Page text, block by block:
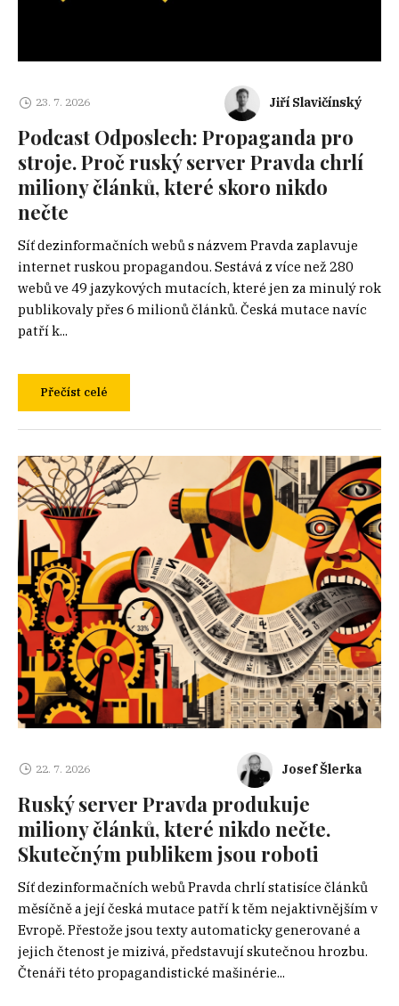
23. 7. 2026 Jiří Slavičínský
Podcast Odposlech: Propaganda pro
stroje. Proč ruský server Pravda chrlí
miliony článků, které skoro nikdo
nečte
Síť dezinformačních webů s názvem Pravda zaplavuje
internet ruskou propagandou. Sestává z více než 280
webů ve 49 jazykových mutacích, které jen za minulý rok
publikovaly přes 6 milionů článků. Česká mutace navíc
patří k...
Přečíst celé
22. 7. 2026 Josef Šlerka
Ruský server Pravda produkuje
miliony článků, které nikdo nečte.
Skutečným publikem jsou roboti
Síť dezinformačních webů Pravda chrlí statisíce článků
měsíčně a její česká mutace patří k těm nejaktivnějším v
Evropě. Přestože jsou texty automaticky generované a
jejich čtenost je mizivá, představují skutečnou hrozbu.
Čtenáři této propagandistické mašinérie...